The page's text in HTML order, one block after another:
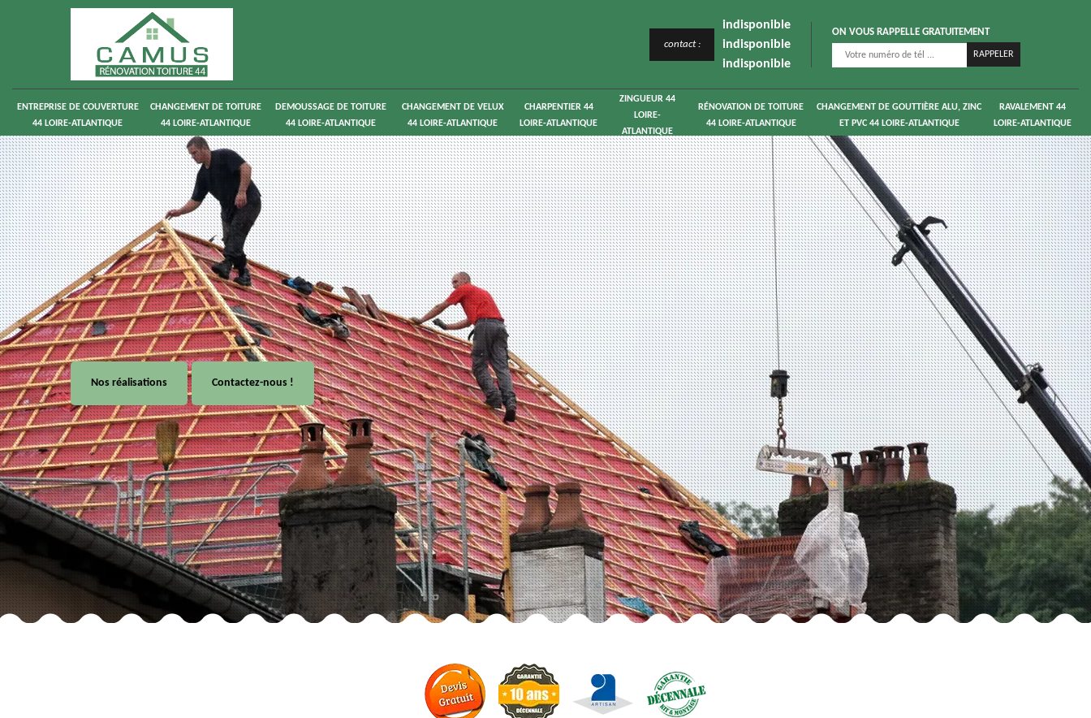
contact :
indisponible
indisponible
indisponible
ON VOUS RAPPELLE GRATUITEMENT
ENTREPRISE DE COUVERTURE
44 LOIRE-ATLANTIQUE
CHANGEMENT DE TOITURE
44 LOIRE-ATLANTIQUE
DEMOUSSAGE DE TOITURE
44 LOIRE-ATLANTIQUE
CHANGEMENT DE VELUX
44 LOIRE-ATLANTIQUE
CHARPENTIER 44
LOIRE-ATLANTIQUE
ZINGUEUR 44
LOIRE-
ATLANTIQUE
RÉNOVATION DE TOITURE
44 LOIRE-ATLANTIQUE
CHANGEMENT DE GOUTTIÈRE ALU, ZINC
ET PVC 44 LOIRE-ATLANTIQUE
RAVALEMENT 44
LOIRE-ATLANTIQUE
Nos réalisations Contactez-nous !